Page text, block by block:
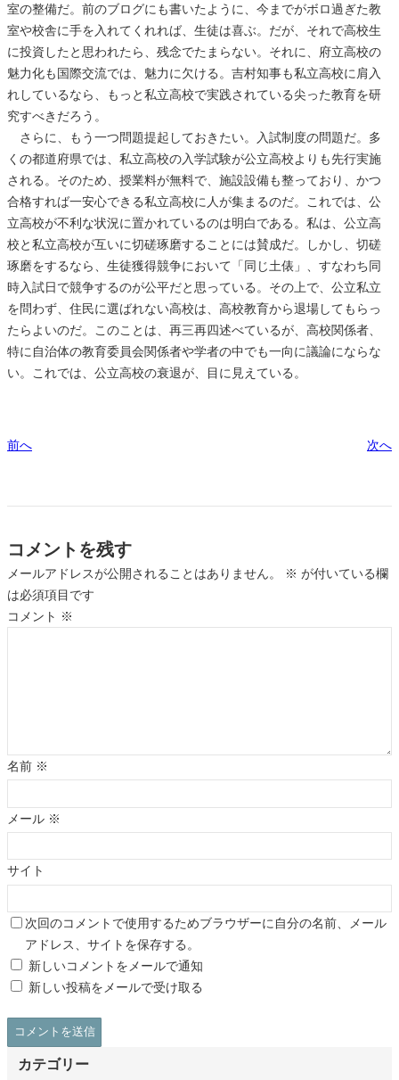
室の整備だ。前のブログにも書いたように、今までがボロ過ぎた教
室や校舎に手を入れてくれれば、生徒は喜ぶ。だが、それで高校生
に投資したと思われたら、残念でたまらない。それに、府立高校の
魅力化も国際交流では、魅力に欠ける。吉村知事も私立高校に肩入
れしているなら、もっと私立高校で実践されている尖った教育を研
究すべきだろう。
さらに、もう一つ問題提起しておきたい。入試制度の問題だ。多
くの都道府県では、私立高校の入学試験が公立高校よりも先行実施
される。そのため、授業料が無料で、施設設備も整っており、かつ
合格すれば一安心できる私立高校に人が集まるのだ。これでは、公
立高校が不利な状況に置かれているのは明白である。私は、公立高
校と私立高校が互いに切磋琢磨することには賛成だ。しかし、切磋
琢磨をするなら、生徒獲得競争において「同じ土俵」、すなわち同
時入試日で競争するのが公平だと思っている。その上で、公立私立
を問わず、住民に選ばれない高校は、高校教育から退場してもらっ
たらよいのだ。このことは、再三再四述べているが、高校関係者、
特に自治体の教育委員会関係者や学者の中でも一向に議論にならな
い。これでは、公立高校の衰退が、目に見えている。
前へ 次へ
コメントを残す
メールアドレスが公開されることはありません。 ※ が付いている欄
は必須項目です
コメント ※
名前 ※
メール ※
サイト
次回のコメントで使用するためブラウザーに自分の名前、メール
アドレス、サイトを保存する。
新しいコメントをメールで通知
新しい投稿をメールで受け取る
カテゴリー